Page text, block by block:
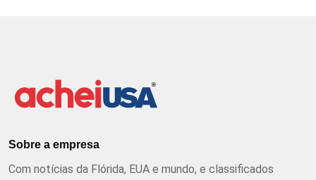
Sobre a empresa
Com notícias da Flórida, EUA e mundo, e classificados